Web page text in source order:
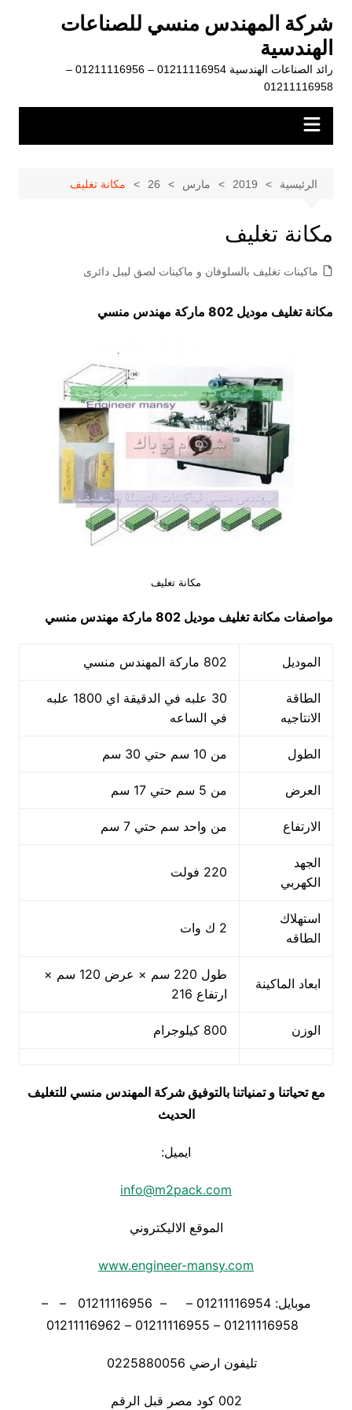
المحتوى
شركة المهندس منسي للصناعات
الهندسية
رائد الصناعات الهندسية 01211116954 – 01211116956 –
01211116958
الرئيسية 2019 مارس 26 مكانة تغليف
مكانة تغليف
ماكينات تغليف بالسلوفان و ماكينات لصق ليبل دائرى
مكانة تغليف موديل 802 ماركة مهندس منسي
مكانة تغليف
مواصفات مكانة تغليف موديل 802 ماركة مهندس منسي
الموديل 802 ماركة المهندس منسي
الطاقة
الانتاجيه
30 علبه في الدقيقة اي 1800 علبه
في الساعه
الطول من 10 سم حتي 30 سم
العرض من 5 سم حتي 17 سم
الارتفاع من واحد سم حتي 7 سم
الجهد
الكهربي
220 فولت
استهلاك
الطاقه
2 ك وات
ابعاد الماكينة
طول 220 سم × عرض 120 سم ×
ارتفاع 216
الوزن 800 كيلوجرام
مع تحياتنا و تمنياتنا بالتوفيق شركة المهندس منسي للتغليف
الحديث
ايميل:
info@m2pack.com
الموقع الاليكتروني
www.engineer-mansy.com
موبايل: 01211116954 – – 01211116956 – –
تليفون ارضي 0225880056
002 كود مصر قبل الرقم